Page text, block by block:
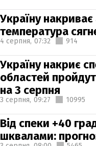
Україну
температура
4 серпня, 07:32 914
Україну накриє
областей
на 3 серпня
3 серпня, 09:27 10995
Від спеки +40
шквалами: